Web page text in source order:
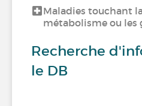
Maladies touchant
métabolisme ou les
Recherche
le DB